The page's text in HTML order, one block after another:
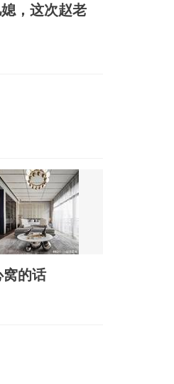
，这次赵老
窝的话